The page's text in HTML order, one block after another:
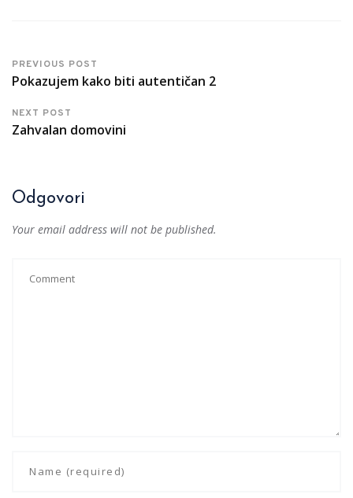
PREVIOUS POST
Pokazujem kako biti autentičan 2
NEXT POST
Zahvalan domovini
Odgovori
Your email address will not be published.